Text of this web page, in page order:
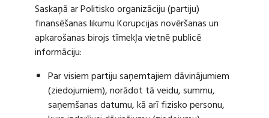
Saskaņā ar Politisko organizāciju (partiju)
finansēšanas likumu Korupcijas novēršanas un
apkarošanas birojs tīmekļa vietnē publicē
informāciju:
Par visiem partiju saņemtajiem dāvinājumiem
(ziedojumiem), norādot tā veidu, summu,
saņemšanas datumu, kā arī fizisko personu,